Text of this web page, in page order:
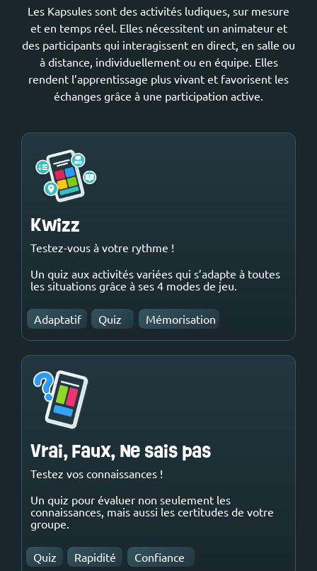
Les Kapsules sont des activités ludiques, sur mesure
et en temps réel. Elles nécessitent un animateur et
des participants qui interagissent en direct, en salle ou
à distance, individuellement ou en équipe. Elles
rendent l’apprentissage plus vivant et favorisent les
échanges grâce à une participation active.
Kwizz
Testez-vous à votre rythme !
Un quiz aux activités variées qui s’adapte à toutes
les situations grâce à ses 4 modes de jeu.
Adaptatif Quiz Mémorisation
Vrai, Faux, Ne sais pas
Testez vos connaissances !
Un quiz pour évaluer non seulement les
connaissances, mais aussi les certitudes de votre
groupe.
Quiz Rapidité Confiance